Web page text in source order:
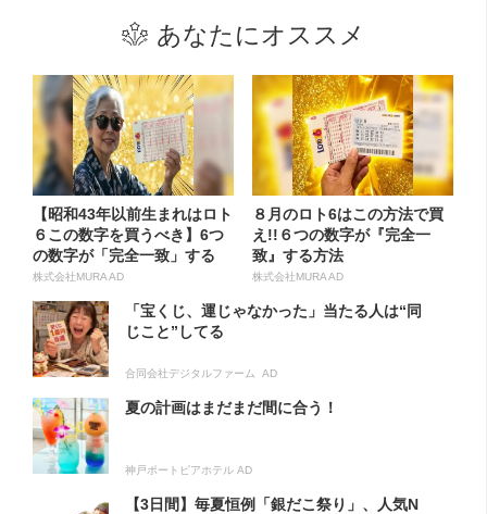
あなたにオススメ
【昭和43年以前生まれはロト
６この数字を買うべき】6つ
の数字が「完全一致」する
方...
株式会社MURA AD
８月のロト6はこの方法で買
え!!６つの数字が『完全一
致』する方法
株式会社MURA AD
「宝くじ、運じゃなかった」当たる人は“同
じこと”してる
合同会社デジタルファーム AD
夏の計画はまだまだ間に合う！
神戸ポートピアホテル AD
【3日間】毎夏恒例「銀だこ祭り」、人気N